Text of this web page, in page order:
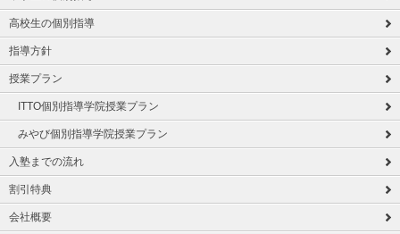
高校生の個別指導
指導方針
授業プラン
ITTO個別指導学院授業プラン
みやび個別指導学院授業プラン
入塾までの流れ
割引特典
会社概要